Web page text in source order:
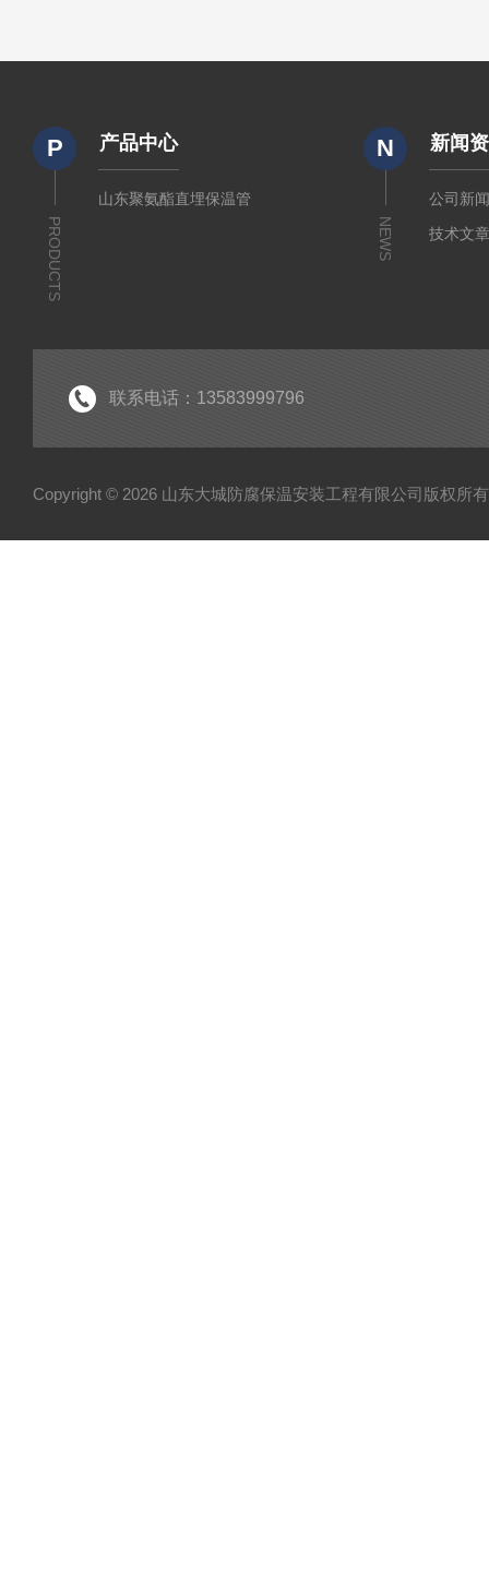
P
PRODUCTS
产品中心
山东聚氨酯直埋保温管
N
NEWS
新闻
公司新
技术文
联系电话：13583999796
Copyright © 2026 山东大城防腐保温安装工程有限公司版权所